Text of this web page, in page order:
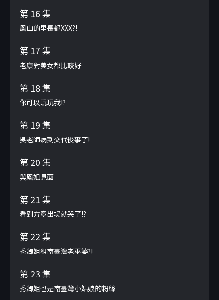
第 16 集
鳳山的里長都XXX?!
第 17 集
老康對美女都比較好
第 18 集
你可以玩玩我!?
第 19 集
吳老師病到交代後事了!
第 20 集
與鳳姐見面
第 21 集
看到方寧出場就哭了!?
第 22 集
秀卿姐組南臺灣老巫婆?!
第 23 集
秀卿姐也是南臺灣小姑娘的粉絲